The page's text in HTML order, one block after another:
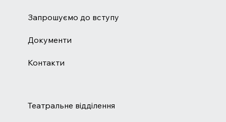
Запрошуємо до вступу
Документи
Контакти
Театральне відділення